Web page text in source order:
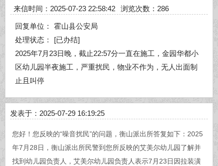
来信时间：2025-07-23 22:58:42 浏览次数：286
回复单位：
霍山县公安局
处理状态：
[已办结]
2025年7月23日晚，截止22:57分一直在施工，金园华都小
区幼儿园半夜施工，严重扰民，物业不作为，无人出面制
止且叫停
发表于：2025-07-29 16:19:25
您好！您反映的“噪音扰民”的问题，衡山派出所答复如下：2025
年7月28日，衡山派出所民警到您所反映的艾美尔幼儿园了解并
找到幼儿园负责人，艾美尔幼儿园负责人表示7月23日因拉装潢